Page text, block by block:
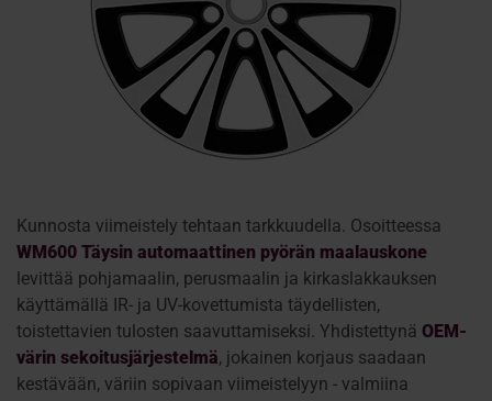
Kunnosta viimeistely tehtaan tarkkuudella. Osoitteessa
WM600 Täysin automaattinen pyörän maalauskone
levittää pohjamaalin, perusmaalin ja kirkaslakkauksen
käyttämällä IR- ja UV-kovettumista täydellisten,
toistettavien tulosten saavuttamiseksi. Yhdistettynä OEM-
värin sekoitusjärjestelmä, jokainen korjaus saadaan
kestävään, väriin sopivaan viimeistelyyn - valmiina